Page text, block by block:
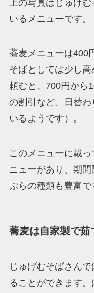
上の写真はじゅげ
いるメニューです。
蕎麦メニューは400
そばとしては少し
頼むと、700円から
の割引など、日替
いるようです）。
このメニューに載
ニューがあり、期
ぷらの種類も豊富で
蕎麦は自家製で茹
じゅげむそばさん
ることができます